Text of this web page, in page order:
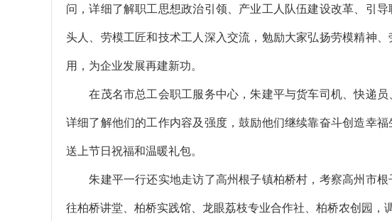
问，详细了解职工思想政治引领、产业工人队伍建设改革、引
头人、劳模工匠和技术工人深入交流，勉励大家弘扬劳模精神
用，为企业发展再建新功。
在茂名市总工会职工服务中心，朱建平与货车司机、快递员
详细了解他们的工作内容及强度，鼓励他们继续靠奋斗创造幸
送上节日祝福和温暖礼包。
朱建平一行还实地走访了高州根子镇柏桥村，考察高州市根
往柏桥讲堂、柏桥实践馆、龙眼荔枝专业合作社、柏桥农创园，